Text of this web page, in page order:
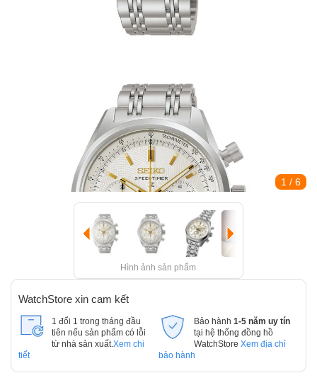
1 / 6
Hình ảnh sản phẩm
WatchStore xin cam kết
1 đổi 1 trong tháng đầu
tiên nếu sản phẩm có lỗi
từ nhà sản xuất. Xem chi
tiết
Bảo hành 1-5 năm uy tín
tại hệ thống đồng hồ
WatchStore Xem địa chỉ
bảo hành